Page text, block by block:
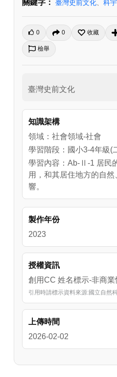
關鍵字： 臺灣史前文化 科
0 0 收藏
檢舉
臺灣史前文化
知識架構
領域：社會領域-社會
學習階段：國小3-4年級(
學習內容：Ab-Ⅱ-1 居民
用，和其居住地方的自
響。
製作年份
2023
授權資訊
創用CC 姓名標示-非商
引用時請標示資料來源:國立自然
上傳時間
2026-02-02